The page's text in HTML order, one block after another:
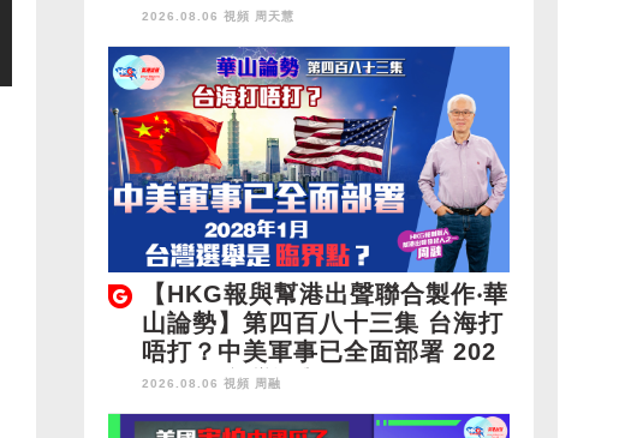
2026.08.06 視頻 周天慧
【HKG報與幫港出聲聯合製作‧華
山論勢】第四百八十三集 台海打
唔打？中美軍事已全面部署 202
8年1月台灣選舉是臨界點？
2026.08.06 視頻 周融